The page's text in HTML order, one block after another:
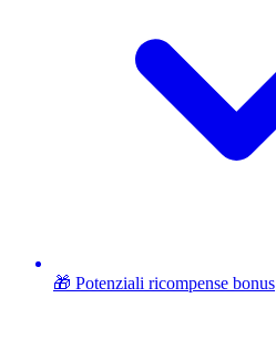
🎁 Potenziali ricompense bonus